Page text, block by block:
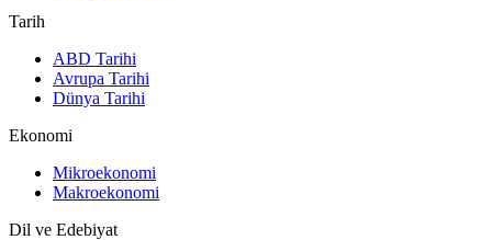
Tarih
ABD Tarihi
Avrupa Tarihi
Dünya Tarihi
Ekonomi
Mikroekonomi
Makroekonomi
Dil ve Edebiyat